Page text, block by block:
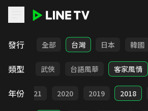
發行 全部 台灣 日本 韓國
類型
時代 武俠 台語風華 客家風情
年份 2021 2020 2019 2018